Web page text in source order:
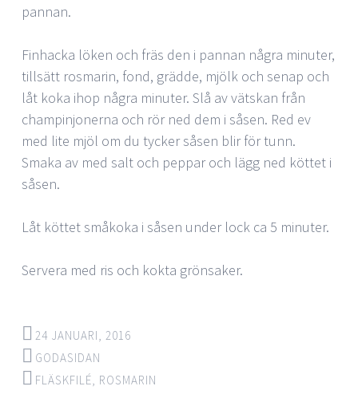
pannan.
Finhacka löken och fräs den i pannan några minuter,
tillsätt rosmarin, fond, grädde, mjölk och senap och
låt koka ihop några minuter. Slå av vätskan från
champinjonerna och rör ned dem i såsen. Red ev
med lite mjöl om du tycker såsen blir för tunn.
Smaka av med salt och peppar och lägg ned köttet i
såsen.
Låt köttet småkoka i såsen under lock ca 5 minuter.
Servera med ris och kokta grönsaker.
24 JANUARI, 2016
GODASIDAN
FLÄSKFILÉ, ROSMARIN